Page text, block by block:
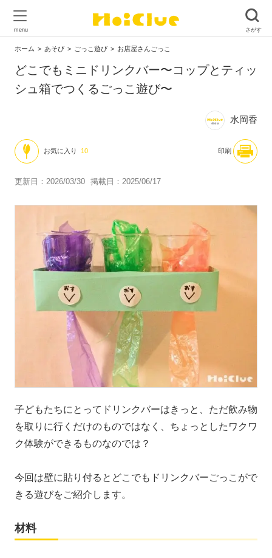
ホーム あそび ごっこ遊び お店屋さんごっこ
どこでもミニドリンクバー〜コップとティッ
シュ箱でつくるごっこ遊び〜
水岡香
お気に入り 10 印刷
更新日：2026/03/30 掲載日：2025/06/17
子どもたちにとってドリンクバーはきっと、ただ飲み物
を取りに行くだけのものではなく、ちょっとしたワクワ
ク体験ができるものなのでは？
今回は壁に貼り付るとどこでもドリンクバーごっこがで
きる遊びをご紹介します。
材料